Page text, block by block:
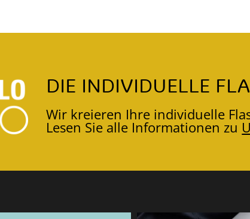
DIE INDIVIDUELLE
Wir kreieren Ihre individuelle
Lesen Sie alle Informationen zu